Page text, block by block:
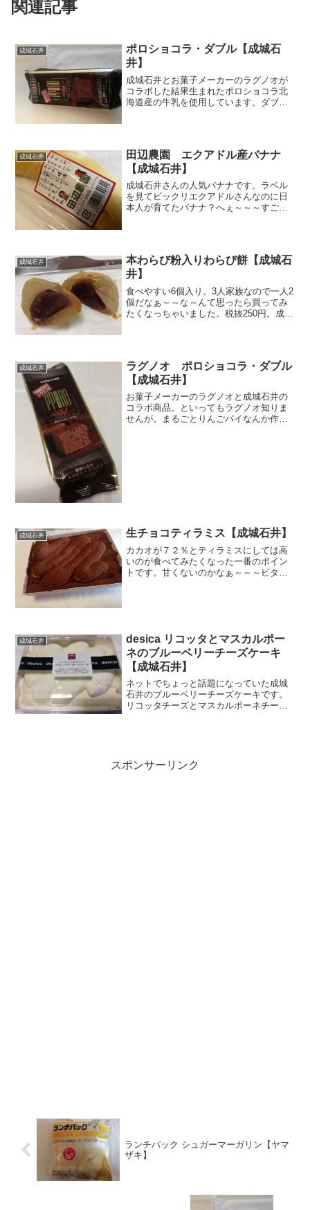
関連記事
成城石井
ポロショコラ・ダブル【成城石
井】
成城石井とお菓子メーカーのラグノオが
コラボした結果生まれたポロショコラ北
海道産の牛乳を使用しています。ダブル
み。栄養成分原材料名液卵っ...
成城石井
田辺農園 エクアドル産バナナ
【成城石井】
成城石井さんの人気バナナです。ラベル
を見てビックリエクアドルさんなのに日
本人が育てたバナナ？へぇ～～～すご
際にお店に行ったらちゃーん...
成城石井
本わらび粉入りわらび餅【成城石
井】
食べやすい6個入り。3人家族なので一人2
個だなぁ～～な～んて思ったら買ってみ
たくなっちゃいました。税抜250円。成城
成城石井
ラグノオ ポロショコラ・ダブル
【成城石井】
お菓子メーカーのラグノオと成城石井の
コラボ商品。といってもラグノオ知りま
せんが。まるごとりんごパイなんか作っ
成城石井 生チョコティラミス【成城石井】
カカオが７２％とティラミスにしては高
いのが食べてみたくなった一番のポイン
トです。甘くないのかなぁ～～～ビター
成城石井
desica リコッタとマスカルポー
ネのブルーベリーチーズケーキ
【成城石井】
ネットでちょっと話題になっていた成城
石井のブルーベリーチーズケーキです。
リコッタチーズとマスカルポーネチーズ
スポンサーリンク
ランチパック シュガーマーガリン【ヤマ
ザキ】